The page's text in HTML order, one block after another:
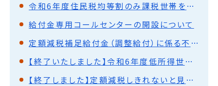
令和6年度住民税均等割のみ課税世帯を対象とした給付金について
給付金専用コールセンターの開設について
定額減税補足給付金（調整給付）に係る不足額給付について
【終了いたしました】令和6年度低所得世帯支援給付金（新たに住民税非課税になった世帯または新たに住民税均等割のみ課税になった世帯・10万円）
【終了しました】定額減税しきれないと見込まれるかたへの給付金のご案内（室蘭市定額減税補足給付金（調整給付）について）